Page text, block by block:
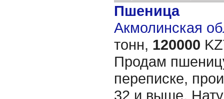
Пшеница
Акмолинская
тонн, 120000
Продам
переписке,
32 и выше.